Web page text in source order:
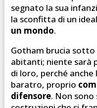
segnato la sua
la sconfitta di un
un mondo.
Gotham brucia
abitanti; niente sarà
di loro, perché anche
baratro, proprio
difensore. Non sono